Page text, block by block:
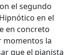
el segundo
en el
en concreto
momentos la
que el pianista